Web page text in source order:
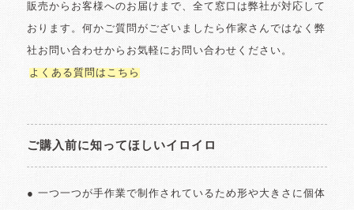
販売からお客様へのお届けまで、全て窓口は弊社が対応して
おります。何かご質問がございましたら作家さんではなく弊
社お問い合わせからお気軽にお問い合わせください。
よくある質問はこちら
ご購入前に知ってほしいイロイロ
● 一つ一つが手作業で制作されているため形や大きさに個体